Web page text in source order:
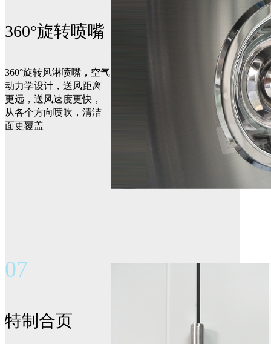
360°旋转喷嘴
360°旋转风淋喷嘴，空气
动力学设计，送风距离
更远，送风速度更快，
从各个方向喷吹，清洁
面更覆盖
07
特制合页